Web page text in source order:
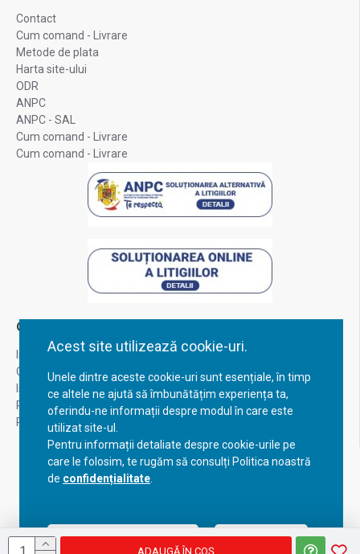
Acest site utilizează cookie-uri.
Unele dintre aceste cookie-uri sunt esențiale, în timp
ce altele ne ajută să îmbunătățim experiența ta,
oferindu-ne informații despre modul în care este
utilizat site-ul.
Pentru informații detaliate despre cookie-urile pe
care le folosim, te rugăm să consulți Politica noastră
de confidențialitate
Acceptă setările curente Configurează
ADAUGĂ ÎN COŞ
Contact
Cum comand - Livrare
Metode de plata
Harta site-ului
ODR
ANPC
ANPC - SAL
Cum comand - Livrare
Cum comand - Livrare
Contul Meu
Inregistrare
Contul meu
Istoric comenzi
Recuperare parola
Returnare produs